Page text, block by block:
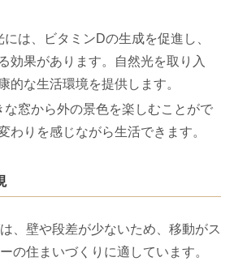
には、ビタミンDの生成を促進し、
効果があります。自然光を取り入
的な生活環境を提供します。
な窓から外の景色を楽しむことがで
わりを感じながら生活できます。
、壁や段差が少ないため、移動がス
の住まいづくりに適しています。